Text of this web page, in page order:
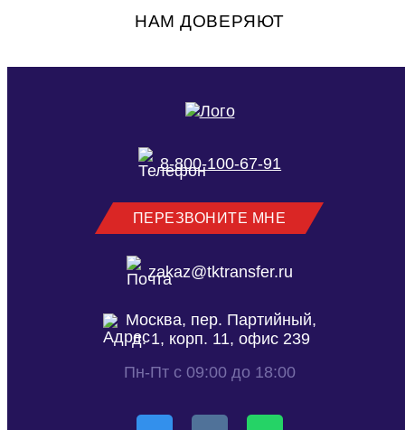
НАМ ДОВЕРЯЮТ
8-800-100-67-91
ПЕРЕЗВОНИТЕ МНЕ
zakaz@tktransfer.ru
Москва, пер. Партийный,
д. 1, корп. 11, офис 239
Пн-Пт с 09:00 до 18:00